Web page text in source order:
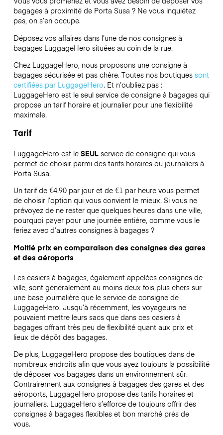
bagages à proximité de Porta Susa ? Ne vous inquiétez
pas, on s’en occupe.
Déposez vos affaires dans l’une de nos consignes à
bagages LuggageHero situées au coin de la rue.
Chez LuggageHero, nous proposons une consigne à
bagages sécurisée et pas chère. Toutes nos boutiques sont
certifiées par LuggageHero. Et n’oubliez pas :
LuggageHero est le seul service de consigne à bagages qui
propose un tarif horaire et journalier pour une flexibilité
maximale.
Tarif
LuggageHero est le SEULservice de consigne qui vous
permet de choisir parmi des tarifs horaires ou journaliers à
Porta Susa.
Un tarif de €4.90 par jour et de €1 par heure vous permet
de choisir l’option qui vous convient le mieux. Si vous ne
prévoyez de ne rester que quelques heures dans une ville,
pourquoi payer pour une journée entière, comme vous le
feriez avec d’autres consignes à bagages ?
Moitié prix en comparaison des consignes des gares
et des aéroports
Les casiers à bagages, également appelées consignes de
ville, sont généralement au moins deux fois plus chers sur
une base journalière que le service de consigne de
LuggageHero. Jusqu’à récemment, les voyageurs ne
pouvaient mettre leurs sacs que dans ces casiers à
bagages offrant très peu de flexibilité quant aux prix et
lieux de dépôt des bagages.
De plus, LuggageHero propose des boutiques dans de
nombreux endroits afin que vous ayez toujours la possibilité
de déposer vos bagages dans un environnement sûr.
Contrairement aux consignes à bagages des gares et des
aéroports, LuggageHero propose des tarifs horaires et
journaliers. LuggageHero s’efforce de toujours offrir des
consignes à bagages flexibles et bon marché près de
vous.